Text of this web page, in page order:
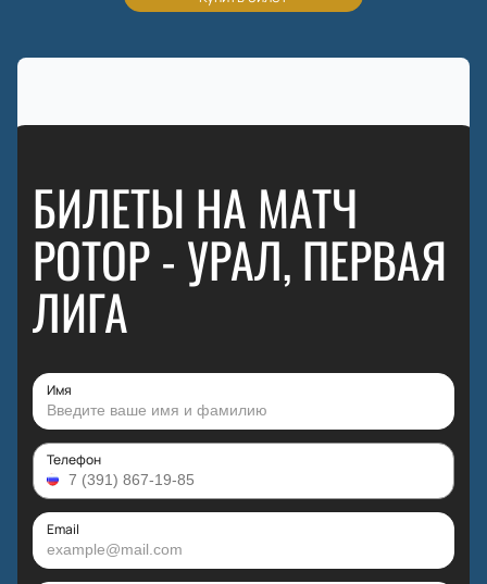
БИЛЕТЫ НА МАТЧ
РОТОР - УРАЛ, ПЕРВАЯ
ЛИГА
Имя
Телефон
Email